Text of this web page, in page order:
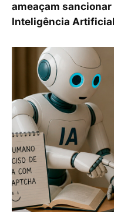
ameaçam
Inteligência Artificial